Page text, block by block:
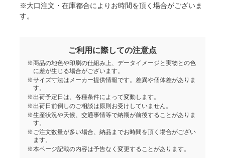
※大口注文・在庫都合によりお時間を頂く場合がございま
す。
ご利用に際しての注意点
※商品の地色や印刷の仕組み上、データイメージと実物との色
に差が生じる場合がございます。
※サイズ寸法はメーカー提供情報です。差異や個体差がありま
す。
※出荷予定日は、各種条件によって変動します。
※出荷日前倒しのご相談は原則お受けしていません。
※生産状況や天候、交通事情等で納期が前後することがありま
す。
※ご注文数量が多い場合、納品までお時間を頂く場合がござい
ます。
※本ページ記載の内容は予告なく変更することがあります。